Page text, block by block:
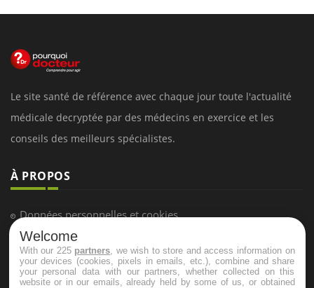
Le site santé de référence avec chaque jour toute l'actualité
médicale decryptée par des médecins en exercice et les
conseils des meilleurs spécialistes.
À PROPOS
Données personnelles et cookies
Qui sommes-nous
Conditions d'utilisation
Plan du site
Welcome
With our 225 partners , we wish to store and access information on
your devices (cookies, pixels in emails, etc.), combine and share
your personal data with our partners, whether collected on this
website or in our emails, already held by some of us, or obtained